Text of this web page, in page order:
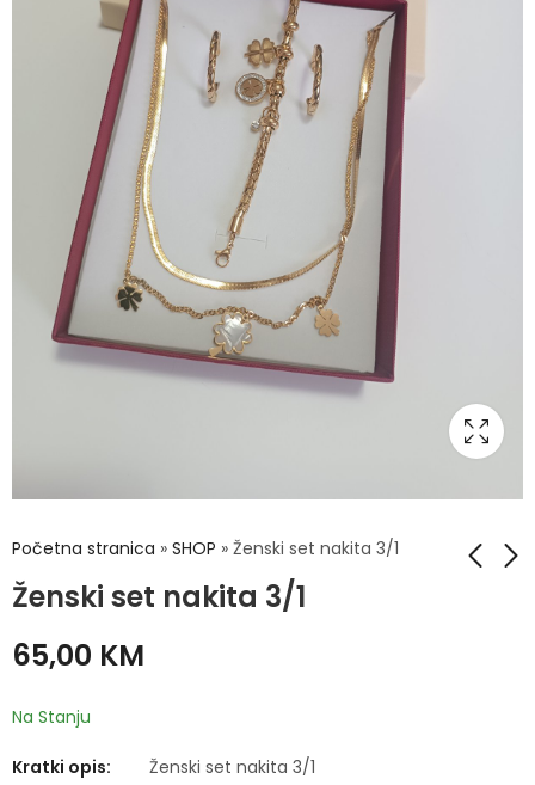
Početna stranica » SHOP » Ženski set nakita 3/1
Ženski set nakita 3/1
65,00 KM
Na Stanju
Kratki opis: Ženski set nakita 3/1